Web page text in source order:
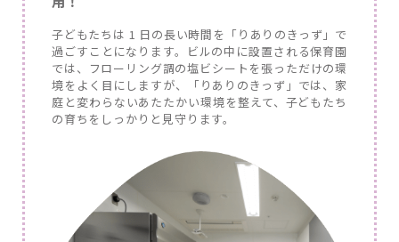
子どもたちは 1 日の長い時間を「りありのきっず」で
過ごすことになります。ビルの中に設置される保育園
では、フローリング調の塩ビシートを張っただけの環
境をよく目にしますが、「りありのきっず」では、家
庭と変わらないあたたかい環境を整えて、子どもたち
の育ちをしっかりと見守ります。